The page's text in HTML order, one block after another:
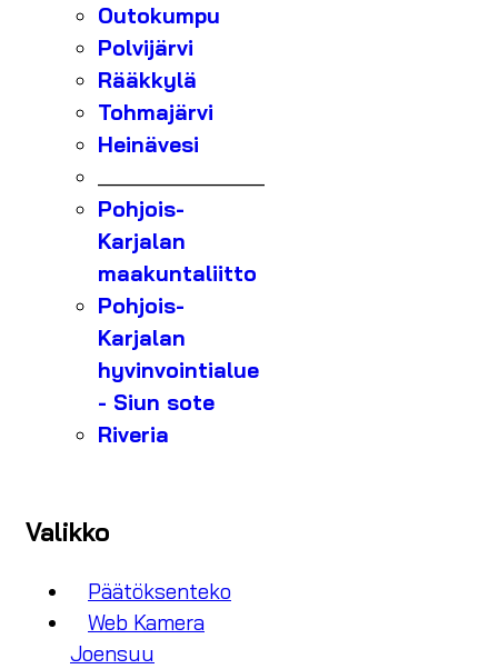
Outokumpu
Polvijärvi
Rääkkylä
Tohmajärvi
Heinävesi
Pohjois-
Karjalan
maakuntaliitto
Pohjois-
Karjalan
hyvinvointialue
- Siun sote
Riveria
Valikko
Päätöksenteko
Web Kamera
Joensuu